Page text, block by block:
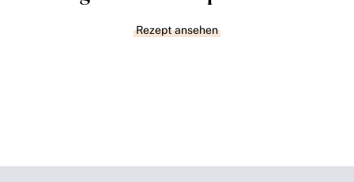
Rezept ansehen